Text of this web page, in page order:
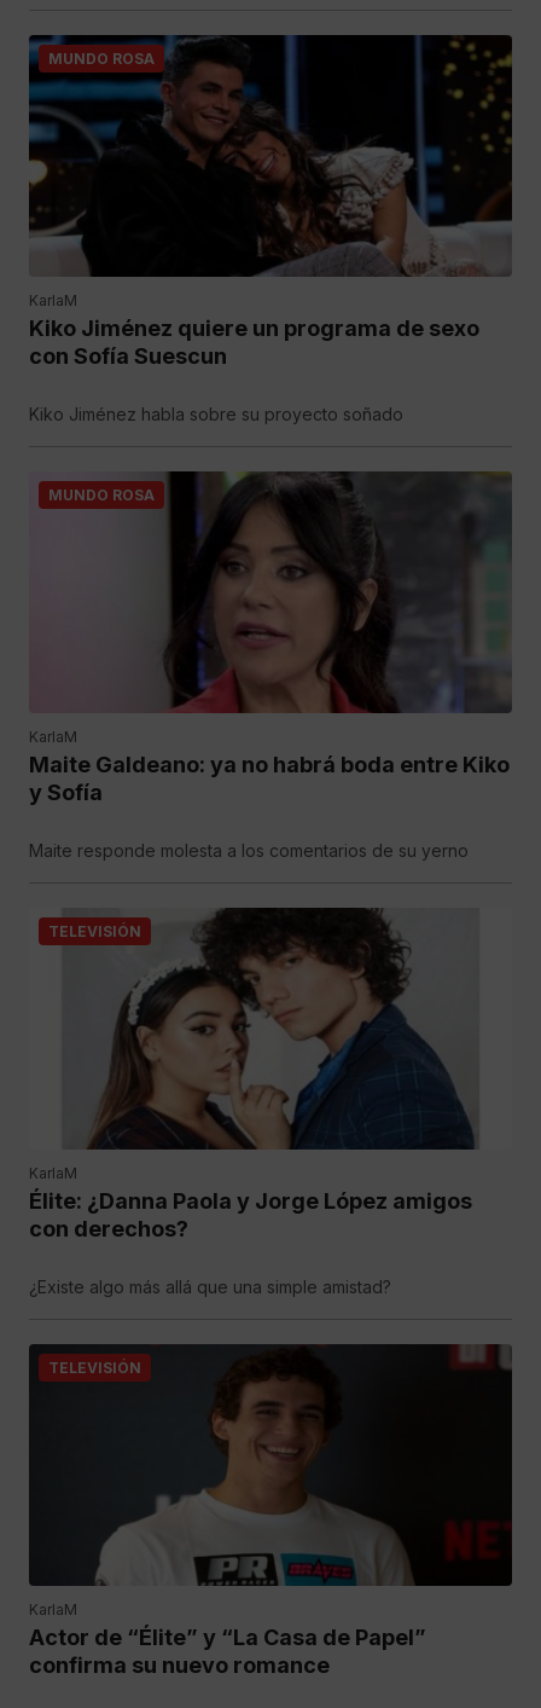
MUNDO ROSA
KarlaM
Kiko Jiménez quiere un programa de sexo
con Sofía Suescun
Kiko Jiménez habla sobre su proyecto soñado
MUNDO ROSA
KarlaM
Maite Galdeano: ya no habrá boda entre Kiko
y Sofía
Maite responde molesta a los comentarios de su yerno
TELEVISIÓN
KarlaM
Élite: ¿Danna Paola y Jorge López amigos
con derechos?
¿Existe algo más allá que una simple amistad?
TELEVISIÓN
KarlaM
Actor de “Élite” y “La Casa de Papel”
confirma su nuevo romance